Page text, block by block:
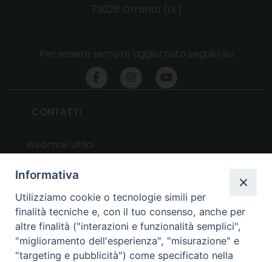
UTILITY
News
Altri articoli
Informativa
Utilizziamo cookie o tecnologie simili per
finalità tecniche e, con il tuo consenso, anche per
altre finalità ("interazioni e funzionalità semplici",
"miglioramento dell'esperienza", "misurazione" e
"targeting e pubblicità") come specificato nella